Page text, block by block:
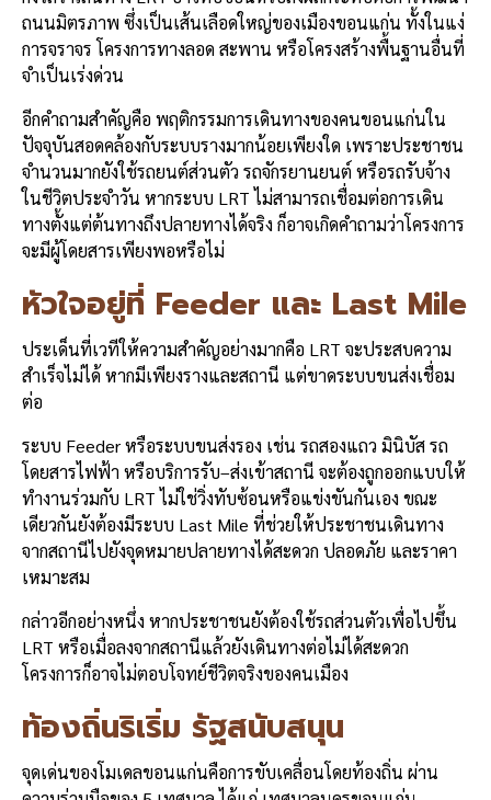
ถนนมิตรภาพ ซึ่งเป็นเส้นเลือดใหญ่ของเมืองขอนแก่น ทั้งในแง่
การจราจร โครงการทางลอด สะพาน หรือโครงสร้างพื้นฐานอื่นที่
จำเป็นเร่งด่วน
อีกคำถามสำคัญคือ พฤติกรรมการเดินทางของคนขอนแก่นใน
ปัจจุบันสอดคล้องกับระบบรางมากน้อยเพียงใด เพราะประชาชน
จำนวนมากยังใช้รถยนต์ส่วนตัว รถจักรยานยนต์ หรือรถรับจ้าง
ในชีวิตประจำวัน หากระบบ LRT ไม่สามารถเชื่อมต่อการเดิน
ทางตั้งแต่ต้นทางถึงปลายทางได้จริง ก็อาจเกิดคำถามว่าโครงการ
จะมีผู้โดยสารเพียงพอหรือไม่
หัวใจอยู่ที่ Feeder และ Last Mile
ประเด็นที่เวทีให้ความสำคัญอย่างมากคือ LRT จะประสบความ
สำเร็จไม่ได้ หากมีเพียงรางและสถานี แต่ขาดระบบขนส่งเชื่อม
ต่อ
ระบบ Feeder หรือระบบขนส่งรอง เช่น รถสองแถว มินิบัส รถ
โดยสารไฟฟ้า หรือบริการรับ–ส่งเข้าสถานี จะต้องถูกออกแบบให้
ทำงานร่วมกับ LRT ไม่ใช่วิ่งทับซ้อนหรือแข่งขันกันเอง ขณะ
เดียวกันยังต้องมีระบบ Last Mile ที่ช่วยให้ประชาชนเดินทาง
จากสถานีไปยังจุดหมายปลายทางได้สะดวก ปลอดภัย และราคา
เหมาะสม
กล่าวอีกอย่างหนึ่ง หากประชาชนยังต้องใช้รถส่วนตัวเพื่อไปขึ้น
LRT หรือเมื่อลงจากสถานีแล้วยังเดินทางต่อไม่ได้สะดวก
โครงการก็อาจไม่ตอบโจทย์ชีวิตจริงของคนเมือง
ท้องถิ่นริเริ่ม รัฐสนับสนุน
จุดเด่นของโมเดลขอนแก่นคือการขับเคลื่อนโดยท้องถิ่น ผ่าน